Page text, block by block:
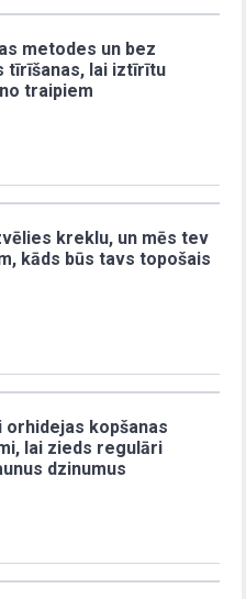
metodes un bez
tīrīšanas, lai iztīrītu
traipiem
kreklu, un mēs tev
kāds būs tavs topošais
orhidejas kopšanas
lai zieds regulāri
dzinumus